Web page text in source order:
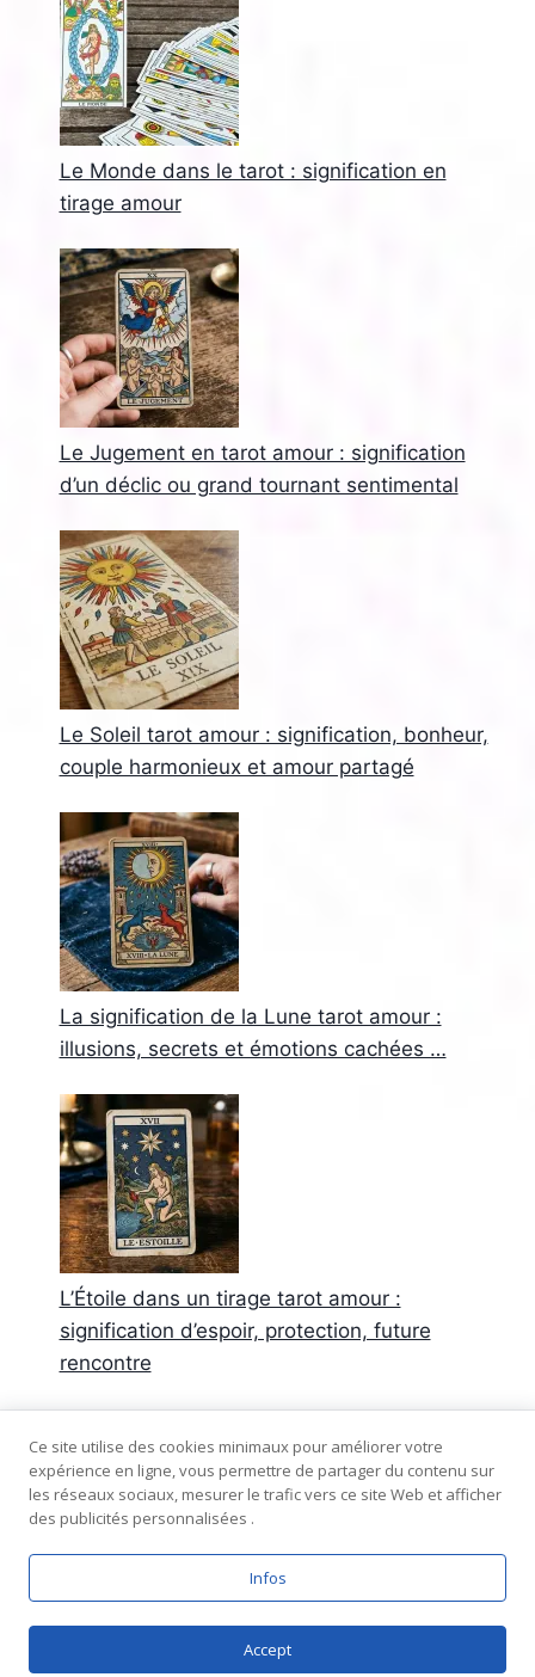
Le Monde dans le tarot : signification en
tirage amour
Le Jugement en tarot amour : signification
d’un déclic ou grand tournant sentimental
Le Soleil tarot amour : signification, bonheur,
couple harmonieux et amour partagé
La signification de la Lune tarot amour :
illusions, secrets et émotions cachées …
L’Étoile dans un tirage tarot amour :
signification d’espoir, protection, future
rencontre
Commentaires récents
Aucun commentaire à afficher.
légales-confidentialité
Ce site utilise des cookies minimaux pour améliorer votre
expérience en ligne, vous permettre de partager du contenu sur
les réseaux sociaux, mesurer le trafic vers ce site Web et afficher
des publicités personnalisées .
Infos
Accept